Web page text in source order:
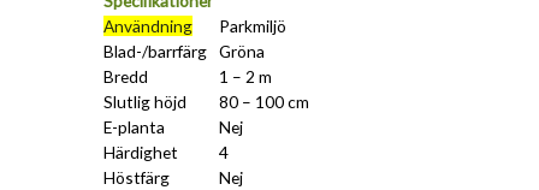
Användning
Parkmiljö
Blad-/barrfärg
Gröna
Bredd
1 – 2 m
Slutlig höjd
80 – 100 cm
E-planta
Nej
Härdighet
4
Höstfärg
Nej